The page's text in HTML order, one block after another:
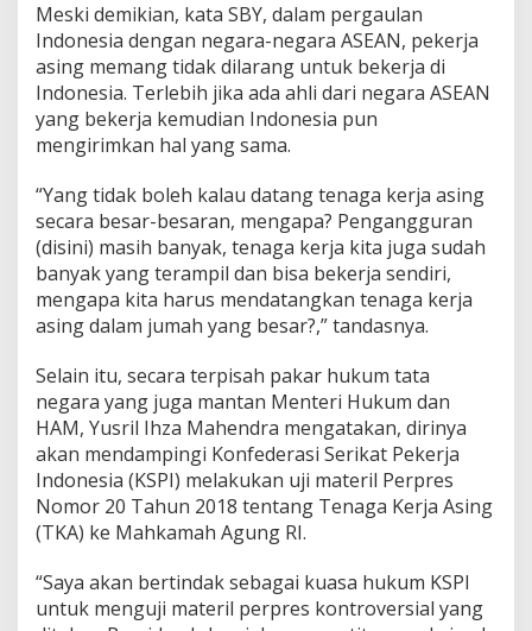
Meski demikian, kata SBY, dalam pergaulan
Indonesia dengan negara-negara ASEAN, pekerja
asing memang tidak dilarang untuk bekerja di
Indonesia. Terlebih jika ada ahli dari negara ASEAN
yang bekerja kemudian Indonesia pun
mengirimkan hal yang sama.
“Yang tidak boleh kalau datang tenaga kerja asing
secara besar-besaran, mengapa? Pengangguran
(disini) masih banyak, tenaga kerja kita juga sudah
banyak yang terampil dan bisa bekerja sendiri,
mengapa kita harus mendatangkan tenaga kerja
asing dalam jumah yang besar?,” tandasnya.
Selain itu, secara terpisah pakar hukum tata
negara yang juga mantan Menteri Hukum dan
HAM, Yusril Ihza Mahendra mengatakan, dirinya
akan mendampingi Konfederasi Serikat Pekerja
Indonesia (KSPI) melakukan uji materil Perpres
Nomor 20 Tahun 2018 tentang Tenaga Kerja Asing
(TKA) ke Mahkamah Agung RI.
“Saya akan bertindak sebagai kuasa hukum KSPI
untuk menguji materil perpres kontroversial yang